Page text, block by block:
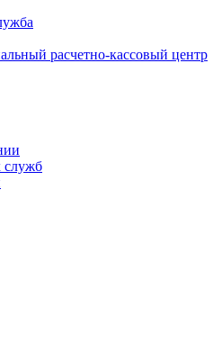
служб